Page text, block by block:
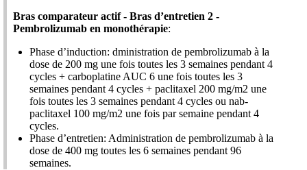
Bras comparateur actif - Bras d’entretien 2 -
Pembrolizumab en monothérapie:
Phase d’induction: dministration de pembrolizumab à la
dose de 200 mg une fois toutes les 3 semaines pendant 4
cycles + carboplatine AUC 6 une fois toutes les 3
semaines pendant 4 cycles + paclitaxel 200 mg/m2 une
fois toutes les 3 semaines pendant 4 cycles ou nab-
paclitaxel 100 mg/m2 une fois par semaine pendant 4
cycles.
Phase d’entretien: Administration de pembrolizumab à la
dose de 400 mg toutes les 6 semaines pendant 96
semaines.